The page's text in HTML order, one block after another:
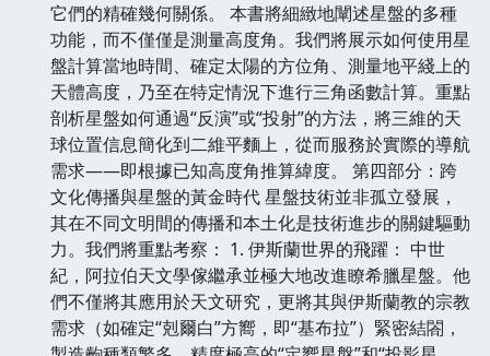
它們的精確幾何關係。 本書將細緻地闡述星盤的多種
功能，而不僅僅是測量高度角。我們將展示如何使用星
盤計算當地時間、確定太陽的方位角、測量地平綫上的
天體高度，乃至在特定情況下進行三角函數計算。重點
剖析星盤如何通過“反演”或“投射”的方法，將三維的天
球位置信息簡化到二維平麵上，從而服務於實際的導航
需求——即根據已知高度角推算緯度。 第四部分：跨
文化傳播與星盤的黃金時代 星盤技術並非孤立發展，
其在不同文明間的傳播和本土化是技術進步的關鍵驅動
力。我們將重點考察： 1. 伊斯蘭世界的飛躍： 中世
紀，阿拉伯天文學傢繼承並極大地改進瞭希臘星盤。他
們不僅將其應用於天文研究，更將其與伊斯蘭教的宗教
需求（如確定“剋爾白”方嚮，即“基布拉”）緊密結閤，